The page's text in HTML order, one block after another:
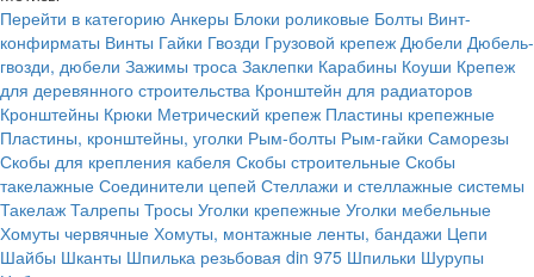
Перейти в категорию Анкеры Блоки роликовые Болты Винт-
конфирматы Винты Гайки Гвозди Грузовой крепеж Дюбели Дюбель-
гвозди, дюбели Зажимы троса Заклепки Карабины Коуши Крепеж
для деревянного строительства Кронштейн для радиаторов
Кронштейны Крюки Метрический крепеж Пластины крепежные
Пластины, кронштейны, уголки Рым-болты Рым-гайки Саморезы
Скобы для крепления кабеля Скобы строительные Скобы
такелажные Соединители цепей Стеллажи и стеллажные системы
Такелаж Талрепы Тросы Уголки крепежные Уголки мебельные
Хомуты червячные Хомуты, монтажные ленты, бандажи Цепи
Шайбы Шканты Шпилька резьбовая din 975 Шпильки Шурупы